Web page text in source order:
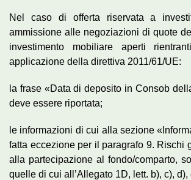
Nel caso di offerta riservata a
ammissione alle negoziazioni di quote
investimento mobiliare aperti
applicazione della direttiva 2011/61/UE:
la frase «Data di deposito in Consob
deve essere riportata;
le informazioni di cui alla sezione
fatta eccezione per il paragrafo 9. Rischi
alla partecipazione al fondo/comparto,
quelle di cui all’Allegato 1D, lett. b), c), d),